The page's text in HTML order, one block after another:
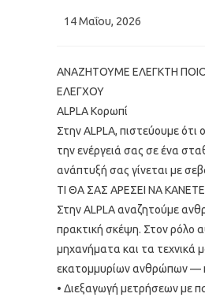
Post
14 Μαΐου, 2026
ΑΝΑΖΗΤΟΥΜΕ EΛΕΓΚΤΗ
ΕΛΕΓΧΟΥ
ALPLA Κορωπί
Στην ALPLA, πιστεύουμε
την ενέργειά σας σε ένα
ανάπτυξή σας γίνεται με
ΤΙ ΘΑ ΣΑΣ ΑΡEΣΕΙ ΝΑ ΚAΝΕΤΕ
Στην ALPLA αναζητούμε
πρακτική σκέψη. Στον ρόλο
μηχανήματα και τα τεχνικά
εκατομμυρίων ανθρώπων —
• Διεξαγωγή μετρήσεων με